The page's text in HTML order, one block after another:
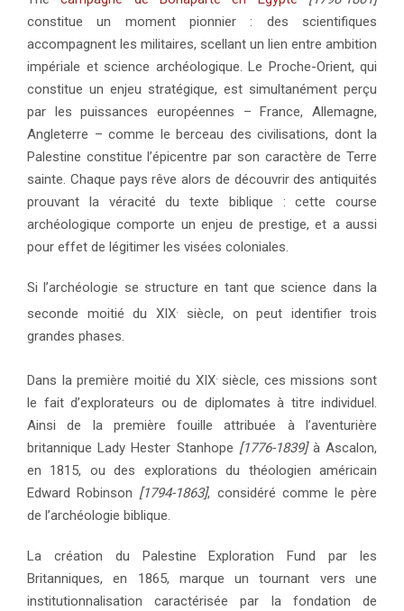
constitue un moment pionnier : des scientifiques
accompagnent les militaires, scellant un lien entre ambition
impériale et science archéologique. Le Proche-Orient, qui
constitue un enjeu stratégique, est simultanément perçu
par les puissances européennes – France, Allemagne,
Angleterre – comme le berceau des civilisations, dont la
Palestine constitue l’épicentre par son caractère de Terre
sainte. Chaque pays rêve alors de découvrir des antiquités
prouvant la véracité du texte biblique : cette course
archéologique comporte un enjeu de prestige, et a aussi
pour effet de légitimer les visées coloniales.
Si l’archéologie se structure en tant que science dans la
seconde moitié du XIX.
siècle, on peut identifier trois
grandes phases.
Dans la première moitié du XIX. siècle, ces missions sont
le fait d’explorateurs ou de diplomates à titre individuel.
Ainsi de la première fouille attribuée à l’aventurière
britannique Lady Hester Stanhope [1776-1839]à Ascalon,
en 1815, ou des explorations du théologien américain
Edward Robinson [1794-1863], considéré comme le père
de l’archéologie biblique.
La création du Palestine Exploration Fund par les
Britanniques, en 1865, marque un tournant vers une
institutionnalisation caractérisée par la fondation de